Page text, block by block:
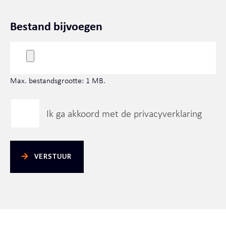
Bestand bijvoegen
Max. bestandsgrootte: 1 MB.
Ik ga akkoord met de privacyverklaring
VERSTUUR